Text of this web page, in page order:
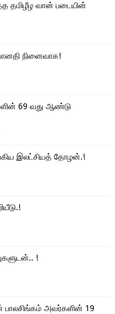
தமிழீழ வான் படையின்
நினைவாக!
69 வது ஆண்டு
இலட்சியத் தோழன்.!
!
பாலசிங்கம் அவர்களின் 19